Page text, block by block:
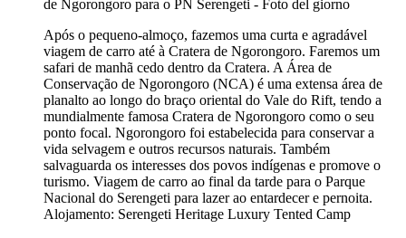
Após o pequeno-almoço, fazemos uma curta e agradável
viagem de carro até à Cratera de Ngorongoro. Faremos um
safari de manhã cedo dentro da Cratera. A Área de
Conservação de Ngorongoro (NCA) é uma extensa área de
planalto ao longo do braço oriental do Vale do Rift, tendo a
mundialmente famosa Cratera de Ngorongoro como o seu
ponto focal. Ngorongoro foi estabelecida para conservar a
vida selvagem e outros recursos naturais. Também
salvaguarda os interesses dos povos indígenas e promove o
turismo. Viagem de carro ao final da tarde para o Parque
Nacional do Serengeti para lazer ao entardecer e pernoita.
Alojamento: Serengeti Heritage Luxury Tented Camp